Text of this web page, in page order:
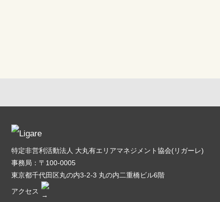
特定非営利活動法人 大丸有エリアマネジメント協会(リガーレ)
事務局：〒100-0005
東京都千代田区丸の内3-2-3 丸の内二重橋ビル6階
アクセス